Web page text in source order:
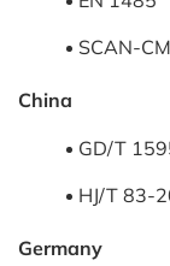
SCAN-
China
GD/T
HJ/T 83-
Germany